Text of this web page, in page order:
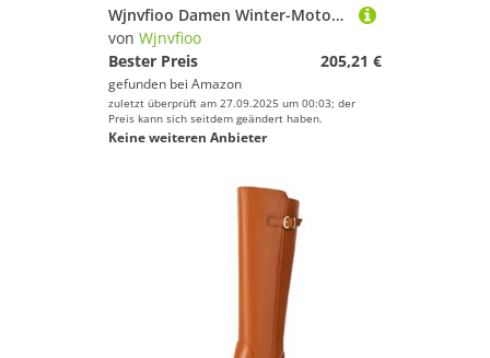
Wjnvfioo Damen Winter-Motorradstiefel, runde Zehenpartie, Blockabsatz-Stiefel
von Wjnvfioo
Bester Preis
205,21 €
gefunden bei Amazon
zuletzt überprüft am 27.09.2025 um 00:03; der
Preis kann sich seitdem geändert haben.
Keine weiteren Anbieter